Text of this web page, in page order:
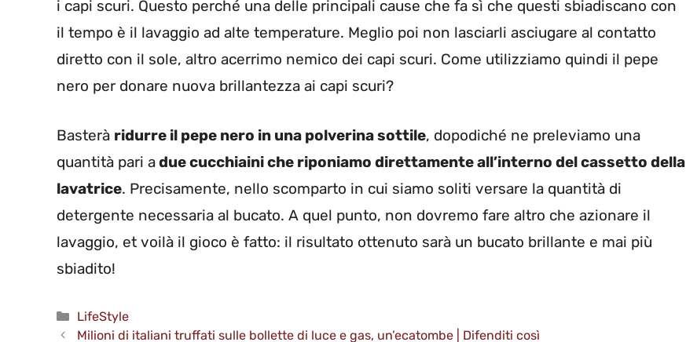
i capi scuri. Questo perché una delle principali cause che fa sì che questi sbiadiscano con
il tempo è il lavaggio ad alte temperature. Meglio poi non lasciarli asciugare al contatto
diretto con il sole, altro acerrimo nemico dei capi scuri. Come utilizziamo quindi il pepe
nero per donare nuova brillantezza ai capi scuri?
Basterà ridurre il pepe nero in una polverina sottile, dopodiché ne preleviamo una
quantità pari adue cucchiaini che riponiamo direttamente all’interno del cassetto della
lavatrice. Precisamente, nello scomparto in cui siamo soliti versare la quantità di
detergente necessaria al bucato. A quel punto, non dovremo fare altro che azionare il
lavaggio, et voilà il gioco è fatto: il risultato ottenuto sarà un bucato brillante e mai più
sbiadito!
Categorie
LifeStyle
Milioni di italiani truffati sulle bollette di luce e gas, un’ecatombe | Difenditi così